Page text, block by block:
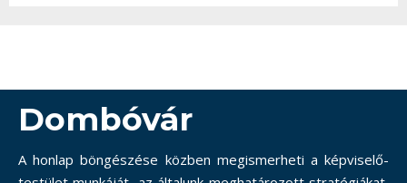
Dombóvár
A honlap böngészése közben megismerheti a képviselő-